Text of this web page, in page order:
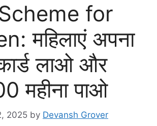
for
महिलाएं अपना
लाओ और
महीना पाओ
2025 by Devansh Grover